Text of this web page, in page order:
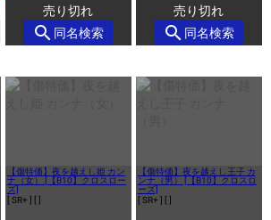
売り切れ
search 同名検索
売り切れ
search 同名検索
【傷特価】夜を越えし姫 カン
ナ（女） [【B10】クロスロー
ズ]
[ SR+ ] [ ]
【傷特価】夜を越えし王子 カ
ンナ（男） [【B10】クロスロ
ーズ]
[ SR+ ] [ ]